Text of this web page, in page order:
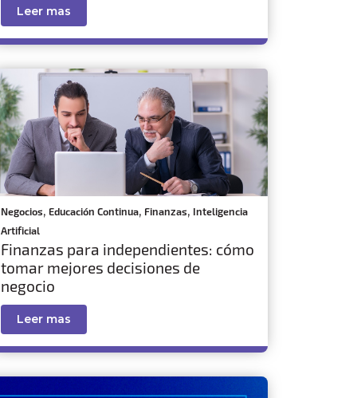
Leer mas
Negocios, Educación Continua, Finanzas, Inteligencia
Artificial
Finanzas para independientes: cómo
tomar mejores decisiones de
negocio
Leer mas